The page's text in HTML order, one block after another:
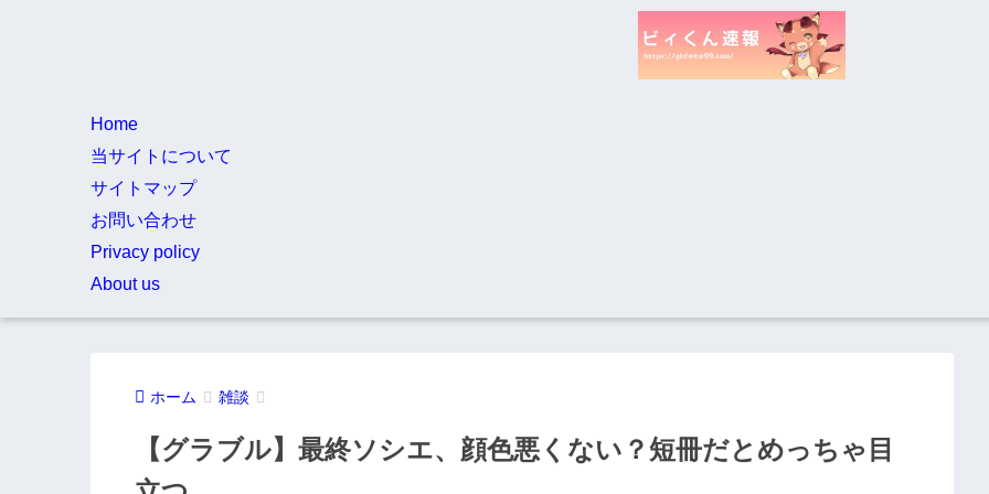
Home
当サイトについて
サイトマップ
お問い合わせ
Privacy policy
About us
ホーム 雑談
【グラブル】最終ソシエ、顔色悪くない？短冊だとめっちゃ目